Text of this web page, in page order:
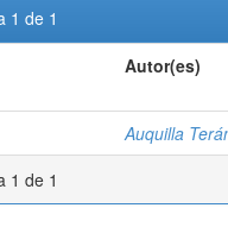
1 de 1
Autor(es)
Auquilla
1 de 1